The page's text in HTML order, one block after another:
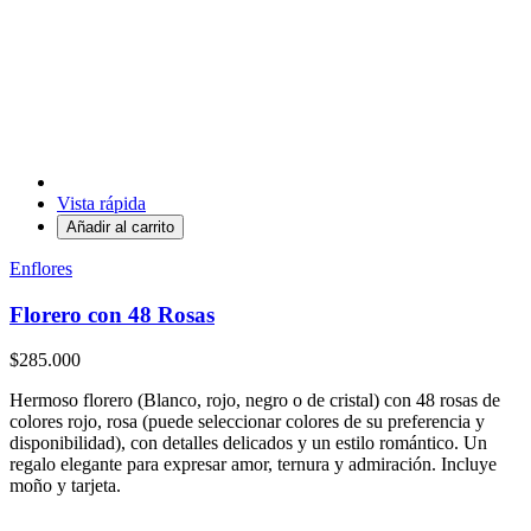
Vista rápida
Añadir al carrito
Enflores
Florero con 48 Rosas
$285.000
Hermoso florero (Blanco, rojo, negro o de cristal) con 48 rosas de
colores rojo, rosa (puede seleccionar colores de su preferencia y
disponibilidad), con detalles delicados y un estilo romántico. Un
regalo elegante para expresar amor, ternura y admiración. Incluye
moño y tarjeta.